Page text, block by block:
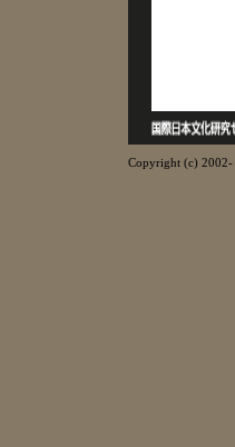
Copyright (c) 2002-